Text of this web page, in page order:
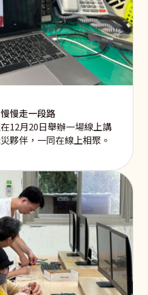
慢走一段路
12月20日舉辦一場線上講
夥伴，一同在線上相聚。